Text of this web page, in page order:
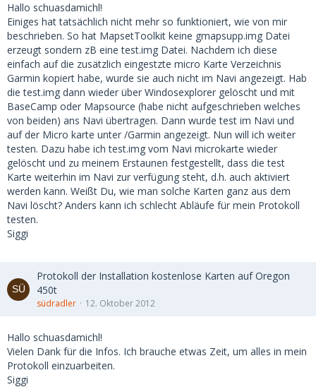
Hallo schuasdamichl!
Einiges hat tatsächlich nicht mehr so funktioniert, wie von mir
beschrieben. So hat MapsetToolkit keine gmapsupp.img Datei
erzeugt sondern zB eine test.img Datei. Nachdem ich diese
einfach auf die zusätzlich eingestzte micro Karte Verzeichnis
Garmin kopiert habe, wurde sie auch nicht im Navi angezeigt. Hab
die test.img dann wieder über Windosexplorer gelöscht und mit
BaseCamp oder Mapsource (habe nicht aufgeschrieben welches
von beiden) ans Navi übertragen. Dann wurde test im Navi und
auf der Micro karte unter /Garmin angezeigt. Nun will ich weiter
testen. Dazu habe ich test.img vom Navi microkarte wieder
gelöscht und zu meinem Erstaunen festgestellt, dass die test
Karte weiterhin im Navi zur verfügung steht, d.h. auch aktiviert
werden kann. Weißt Du, wie man solche Karten ganz aus dem
Navi löscht? Anders kann ich schlecht Abläufe für mein Protokoll
testen.
Siggi
Protokoll der Installation kostenlose Karten auf Oregon
450t
südradler 12. Oktober 2012
Hallo schuasdamichl!
Vielen Dank für die Infos. Ich brauche etwas Zeit, um alles in mein
Protokoll einzuarbeiten.
Siggi